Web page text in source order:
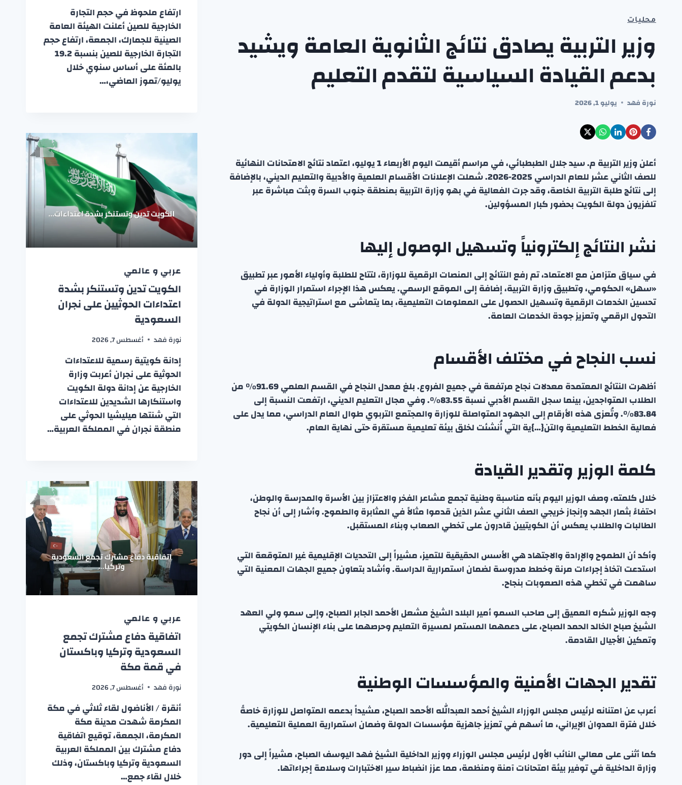
محليات
وزير التربية يصادق نتائج الثانوية العامة ويشيد
بدعم القيادة السياسية لتقدم التعليم
نورة فهد يوليو 1, 2026
أعلن وزير التربية م. سيد جلال الطبطبائي، في مراسم أقيمت اليوم الأربعاء 1 يوليو، اعتماد نتائج الامتحانات النهائية
للصف الثاني عشر للعام الدراسي 2025-2026. شملت الإعلانات الأقسام العلمية والأدبية والتعليم الديني، بالإضافة
إلى نتائج طلبة التربية الخاصة، وقد جرت الفعالية في بهو وزارة التربية بمنطقة جنوب السرة وبثت مباشرة عبر
تلفزيون دولة الكويت بحضور كبار المسؤولين.
نشر النتائج إلكترونياً وتسهيل الوصول إليها
في سياق متزامن مع الاعتماد، تم رفع النتائج إلى المنصات الرقمية للوزارة، لتتاح للطلبة وأولياء الأمور عبر تطبيق
«سهل» الحكومي، وتطبيق وزارة التربية، إضافة إلى الموقع الرسمي. يعكس هذا الإجراء استمرار الوزارة في
تحسين الخدمات الرقمية وتسهيل الحصول على المعلومات التعليمية، بما يتماشى مع استراتيجية الدولة في
التحول الرقمي وتعزيز جودة الخدمات العامة.
نسب النجاح في مختلف الأقسام
أظهرت النتائج المعتمدة معدلات نجاح مرتفعة في جميع الفروع. بلغ معدل النجاح في القسم العلمي 91.69% من
الطلاب المتواجدين، بينما سجل القسم الأدبي نسبة 83.55%. وفي مجال التعليم الديني، ارتفعت النسبة إلى
83.84%. وتُعزى هذه الأرقام إلى الجهود المتواصلة للوزارة والمجتمع التربوي طوال العام الدراسي، مما يدل على
فعالية الخطط التعليمية والتن{…}ية التي أُنشئت لخلق بيئة تعليمية مستقرة حتى نهاية العام.
كلمة الوزير وتقدير القيادة
خلال كلمته، وصف الوزير اليوم بأنه مناسبة وطنية تجمع مشاعر الفخر والاعتزاز بين الأسرة والمدرسة والوطن،
احتفاءً بثمار الجهد وإنجاز خريجي الصف الثاني عشر الذين قدموا مثالاً في المثابرة والطموح. وأشار إلى أن نجاح
الطالبات والطلاب يعكس أن الكويتيين قادرون على تخطي الصعاب وبناء المستقبل.
وأكد أن الطموح والإرادة والاجتهاد هي الأسس الحقيقية للتميز، مشيراً إلى التحديات الإقليمية غير المتوقعة التي
استدعت اتخاذ إجراءات مرنة وخطط مدروسة لضمان استمرارية الدراسة. وأشاد بتعاون جميع الجهات المعنية التي
ساهمت في تخطي هذه الصعوبات بنجاح.
وجه الوزير شكره العميق إلى صاحب السمو أمير البلاد الشيخ مشعل الأحمد الجابر الصباح، وإلى سمو ولي العهد
الشيخ صباح الخالد الحمد الصباح، على دعمهما المستمر لمسيرة التعليم وحرصهما على بناء الإنسان الكويتي
وتمكين الأجيال القادمة.
تقدير الجهات الأمنية والمؤسسات الوطنية
أعرب عن امتنانه لرئيس مجلس الوزراء الشيخ أحمد العبدالله الأحمد الصباح، مشيداً بدعمه المتواصل للوزارة خاصةً
خلال فترة العدوان الإيراني، ما أسهم في تعزيز جاهزية مؤسسات الدولة وضمان استمرارية العملية التعليمية.
كما أثنى على معالي النائب الأول لرئيس مجلس الوزراء ووزير الداخلية الشيخ فهد اليوسف الصباح، مشيراً إلى دور
وزارة الداخلية في توفير بيئة امتحانات آمنة ومنظمة، مما عزز انضباط سير الاختبارات وسلامة إجراءاتها.
ارتفاع ملحوظ في حجم التجارة
الخارجية للصين أعلنت الهيئة العامة
الصينية للجمارك، الجمعة، ارتفاع حجم
التجارة الخارجية للصين بنسبة 19.2
بالمئة على أساس سنوي خلال
يوليو/تموز الماضي،…
عربي و عالمي
الكويت تدين وتستنكر بشدة
اعتداءات الحوثيين على نجران
السعودية
نورة فهد أغسطس 7, 2026
إدانة كويتية رسمية للاعتداءات
الحوثية على نجران أعربت وزارة
الخارجية عن إدانة دولة الكويت
واستنكارها الشديدين للاعتداءات
التي شنتها ميليشيا الحوثي على
منطقة نجران في المملكة العربية…
عربي و عالمي
اتفاقية دفاع مشترك تجمع
السعودية وتركيا وباكستان
في قمة مكة
نورة فهد أغسطس 7, 2026
أنقرة / الأناضول لقاء ثلاثي في مكة
المكرمة شهدت مدينة مكة
المكرمة، الجمعة، توقيع اتفاقية
دفاع مشترك بين المملكة العربية
السعودية وتركيا وباكستان، وذلك
خلال لقاء جمع…